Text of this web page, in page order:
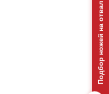
Подбор ножей на отвал